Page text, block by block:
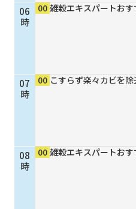
ご加入お
個人情報保護に関する基
本方針
06
時
07
時
08
時
00 雑穀エキスパートお
00 こすらず楽々カビを
00 雑穀エキスパートお